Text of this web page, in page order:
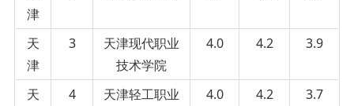
津
天
津
3
天津现代职业
技术学院
4.0 4.2 3.9
天
4
天津轻工职业
4.0 4.2 3.7